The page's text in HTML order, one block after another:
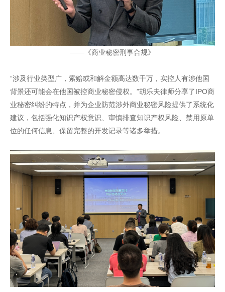
——《商业秘密刑事合规》
“涉及行业类型广，索赔或和解金额高达数千万，实控人有涉他国
背景还可能会在他国被控商业秘密侵权。”胡乐夫律师分享了IPO商
业秘密纠纷的特点，并为企业防范涉外商业秘密风险提供了系统化
建议，包括强化知识产权意识、审慎排查知识产权风险、禁用原单
位的任何信息、保留完整的开发记录等诸多举措。